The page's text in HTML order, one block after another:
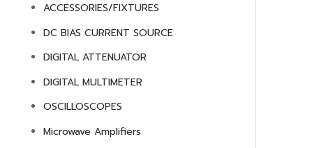
ACCESSORIES/FIXTURES
DC BIAS CURRENT SOURCE
DIGITAL ATTENUATOR
DIGITAL MULTIMETER
OSCILLOSCOPES
Microwave Amplifiers